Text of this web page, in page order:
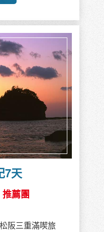
7天
推薦團
阪三重滿喫旅